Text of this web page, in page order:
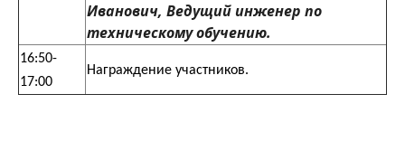
Иванович, Ведущий инженер по
техническому обучению.
16:50-
17:00
Награждение участников.